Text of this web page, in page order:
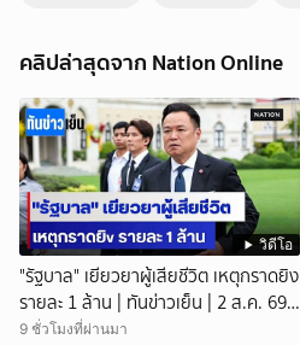
คลิปล่าสุดจาก Nation Online
วิดีโอ
"รัฐบาล" เยียวยาผู้เสียชีวิต เหตุกราดยิง
รายละ 1 ล้าน | ทันข่าวเย็น | 2 ส.ค. 69 |
NationTV22
9 ชั่วโมงที่ผ่านมา